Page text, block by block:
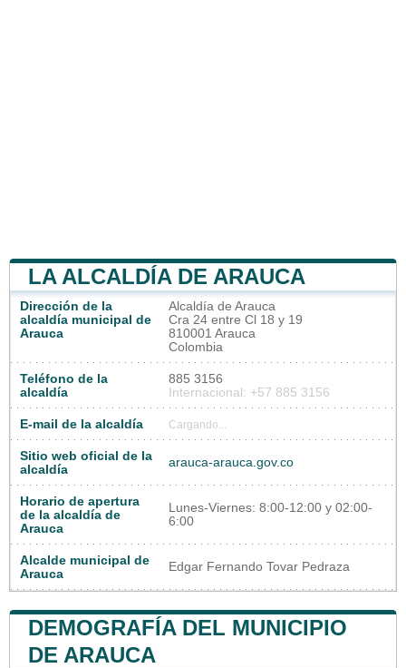
LA ALCALDÍA DE ARAUCA
Dirección de la
alcaldía municipal de
Arauca
Alcaldía de Arauca
Cra 24 entre Cl 18 y 19
810001 Arauca
Colombia
Teléfono de la
alcaldía
885 3156
Internacional: +57 885 3156
E-mail de la alcaldía Cargando...
Sitio web oficial de la
alcaldía
arauca-arauca.gov.co
Horario de apertura
de la alcaldía de
Arauca
Lunes-Viernes: 8:00-12:00 y 02:00-
6:00
Alcalde municipal de
Arauca
Edgar Fernando Tovar Pedraza
DEMOGRAFÍA DEL MUNICIPIO
DE ARAUCA